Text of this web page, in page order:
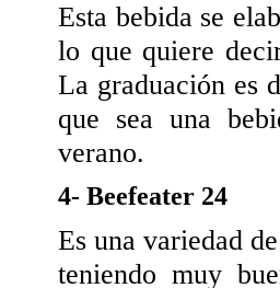
Esta bebida se
lo que quiere
La graduación es
que sea una
verano.
4- Beefeater 24
Es una variedad
teniendo muy